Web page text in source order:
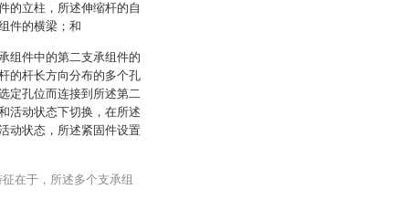
的立柱，所述伸缩杆的自
件的横梁；和
组件中的第二支承组件的
的杆长方向分布的多个孔
定孔位而连接到所述第二
活动状态下切换，在所述
动状态，所述紧固件设置
在于，所述多个支承组